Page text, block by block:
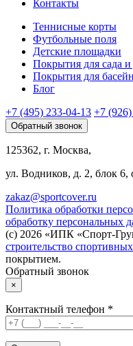
Контакты
Теннисные корты
Футбольные поля
Детские площадки
Покрытия для сада и
Покрытия для
Блог
+7 (495) 233-04-13 +7
Обратный звонок
125362, г. Москва,
ул. Водников, д. 2, блок 6,
zakaz@sportcover.ru
Политика обработки
обработку персональных
(c) 2026 «ИПК «Спорт-
строительство
покрытием.
Обратный звонок
×
Контактный телефон *